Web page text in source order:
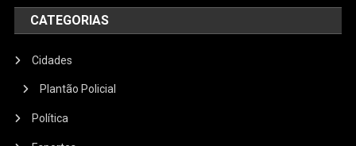
CATEGORIAS
Cidades
Plantão Policial
Política